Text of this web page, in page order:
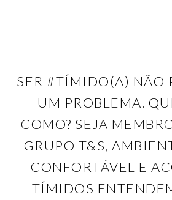
SER #TÍMIDO(A) NÃO
UM PROBLEMA.
COMO? SEJA
GRUPO T&S,
CONFORTÁVEL E
TÍMIDOS